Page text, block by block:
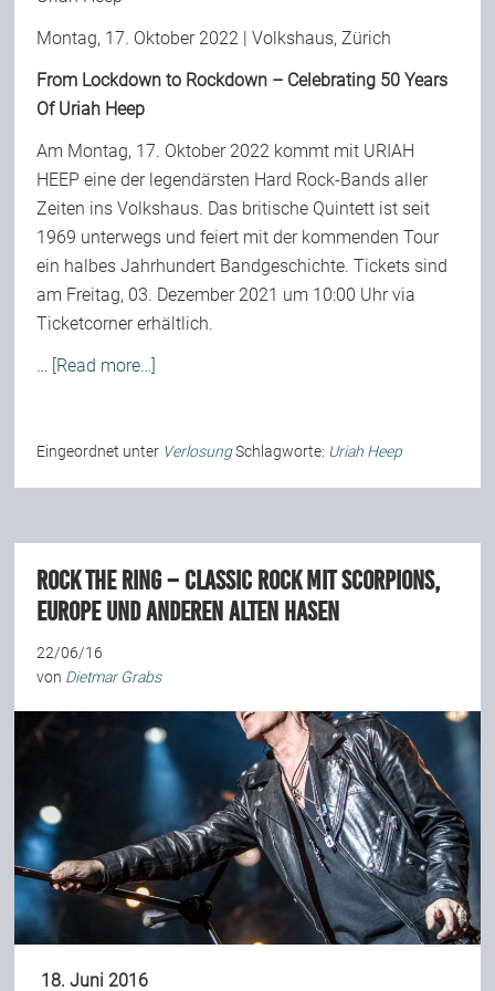
Montag, 17. Oktober 2022 | Volkshaus, Zürich
From Lockdown to Rockdown – Celebrating 50 Years
Of Uriah Heep
Am Montag, 17. Oktober 2022 kommt mit URIAH
HEEP eine der legendärsten Hard Rock-Bands aller
Zeiten ins Volkshaus. Das britische Quintett ist seit
1969 unterwegs und feiert mit der kommenden Tour
ein halbes Jahrhundert Bandgeschichte. Tickets sind
am Freitag, 03. Dezember 2021 um 10:00 Uhr via
Ticketcorner erhältlich.
… [Read more…]
Eingeordnet unter VerlosungSchlagworte: Uriah Heep
Rock The Ring – Classic Rock mit Scorpions,
Europe und anderen alten Hasen
22/06/16
von Dietmar Grabs
18. Juni 2016